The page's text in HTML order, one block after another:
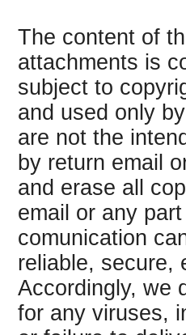
The content of
attachments is
subject to
and used only
are not the
by return email
and erase all
email or any
comunication
reliable, secure,
Accordingly, we
for any viruses,